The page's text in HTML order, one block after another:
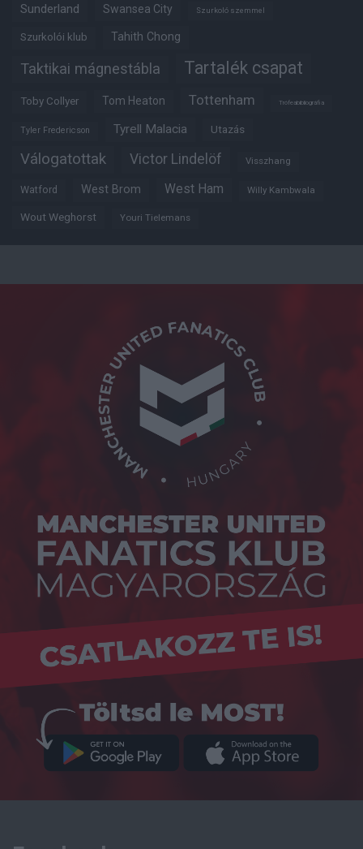
Sunderland Swansea City Szurkoló szemmel
Szurkolói klub Tahith Chong
Taktikai mágnestábla Tartalék csapat
Toby Collyer Tom Heaton Tottenham Trófeabibliográfia
Tyler Fredericson Tyrell Malacia Utazás
Válogatottak Victor Lindelöf Visszhang
Watford West Brom West Ham Willy Kambwala
Wout Weghorst Youri Tielemans